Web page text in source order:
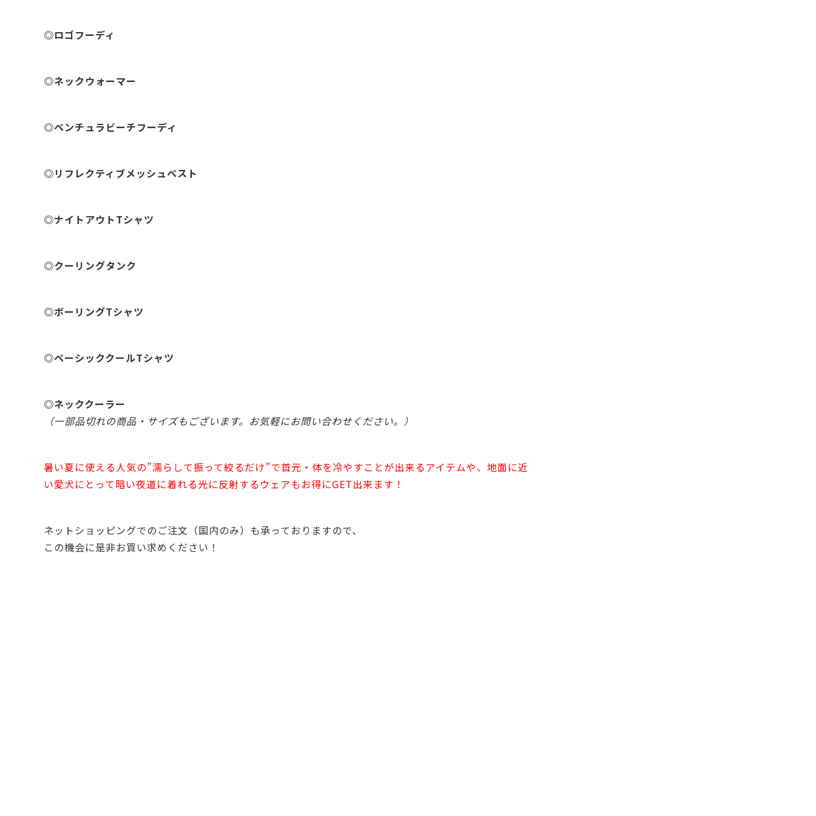
◎ロゴフーディ
◎ネックウォーマー
◎ベンチュラビーチフーディ
◎リフレクティブメッシュベスト
◎ナイトアウトTシャツ
◎クーリングタンク
◎ボーリングTシャツ
◎ベーシッククールTシャツ
◎ネッククーラー
（一部品切れの商品・サイズもございます。お気軽にお問い合わせください。）
暑い夏に使える人気の”濡らして振って絞るだけ”で首元・体を冷やすことが出来るアイテムや、 地面に近
い愛犬にとって暗い夜道に着れる光に反射するウェアもお得にGET出来ます！
ネットショッピングでのご注文（国内のみ）も承っておりますので、
この機会に是非お買い求めください！